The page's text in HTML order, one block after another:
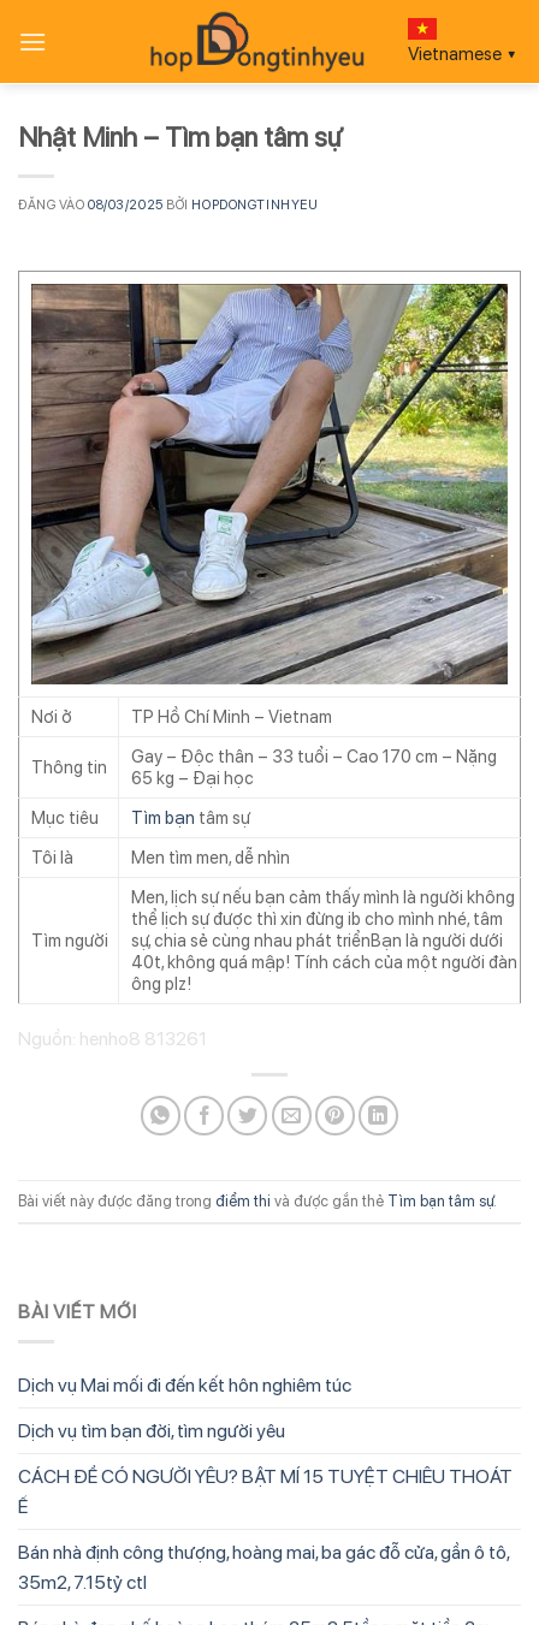
qua
Vietnamese ▼
Nhật Minh – Tìm bạn tâm sự
ĐĂNG VÀO08/03/2025 BỞI HOPDONGTINHYEU
Nơi ở TP Hồ Chí Minh – Vietnam
Thông tin
Gay – Độc thân – 33 tuổi – Cao 170 cm – Nặng
65 kg – Đại học
Mục tiêu
Tìm bạn tâm sự
Tôi là
Men tìm men, dễ nhìn
Tìm người
Men, lịch sự nếu bạn cảm thấy mình là người không
thể lịch sự được thì xin đừng ib cho mình nhé, tâm
sự, chia sẻ cùng nhau phát triểnBạn là người dưới
40t, không quá mập! Tính cách của một người đàn
ông plz!
Nguồn: henho8 813261
Bài viết này được đăng trong điểm thi và được gắn thẻ Tìm bạn tâm sự.
BÀI VIẾT MỚI
Dịch vụ Mai mối đi đến kết hôn nghiêm túc
Dịch vụ tìm bạn đời, tìm người yêu
CÁCH ĐỂ CÓ NGƯỜI YÊU? BẬT MÍ 15 TUYỆT CHIÊU THOÁT
Ế
Bán nhà định công thượng, hoàng mai, ba gác đỗ cửa, gần ô tô,
35m2, 7.15tỷ ctl